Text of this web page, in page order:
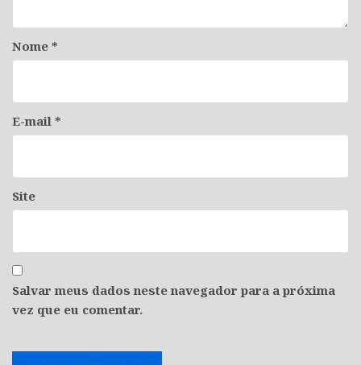
Nome *
E-mail *
Site
Salvar meus dados neste navegador para a próxima
vez que eu comentar.